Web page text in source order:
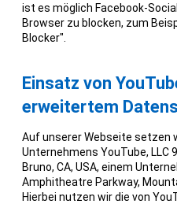
ist es möglich Facebook-
Browser zu blocken, zum
Blocker".
Einsatz von
erweitertem
Auf unserer Webseite setzen
Unternehmens YouTube, LLC
Bruno, CA, USA, einem
Amphitheatre Parkway,
Hierbei nutzen wir die von